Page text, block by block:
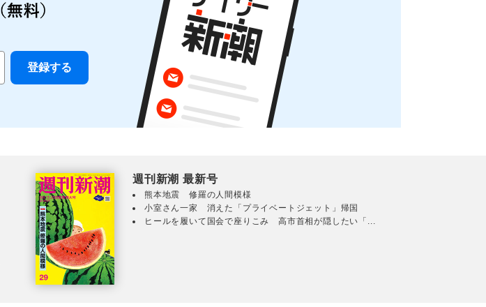
週刊新潮 最新号
熊本地震 修羅の人間模様
小室さん一家 消えた「プライベートジェット」帰国
ヒールを履いて国会で座りこみ 高市首相が隠したい「...